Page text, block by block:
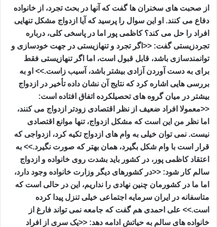
از صحبت های سخنران ها گفت که آنها در بحث تجرد، از خانواده
دفاع می کنند. او این سوال را پرسید که آیا ازدواج مشکل تنهایی
افراد را حل می کند؟ کاظمی پور اما در پاسخی کلی، درباره
تجردزیستی گفت: <<اگر تجرد و تنهازیستی در جهت خودسازی و
توانمندسازی باشد، قابل قبول است، اما اگر تنهازیستی فقط
برای به دست آوردن آزادی بیشتر باشد، آسیب زاست.>> او به
بررسی هایی اشاره کرد که نتایج آن نشان داده تأخیر در ازدواج
بیشتر در میان گروه های تحصیلکرده اتفاق افتاده است:
<<معمولا افراد ضعیف از نظر اقتصادی زودتر ازدواج می کنند،
اما نظر من این است که مشکل ازدواج، تنها موانع اقتصادی
نیست. نمی توان خیلی به وام های ازدواج تکیه کرد، ازدواجی که
قرار است با وام شکل بگیرد، همان بهتر که صورت نگیرد.>> به
اعتقاد کاظمی پور، در کشور باید بشدت روی خانواده و ازدواج
سالم کار شود: <<در کشورهای دیگر وزارت خانواده وجود دارد،
اما ما در کشورمان چنین نهادی را نداریم، این در حالی است که
متاسفانه در ایران سرمایه اجتماعی خیلی تنزل پیدا کرده
است.>> علی احمدی هم گفت که جامعه نمی تواند فارغ از
خانواده های سالم به حیاتش ادامه دهد: <<یک سری از افراد